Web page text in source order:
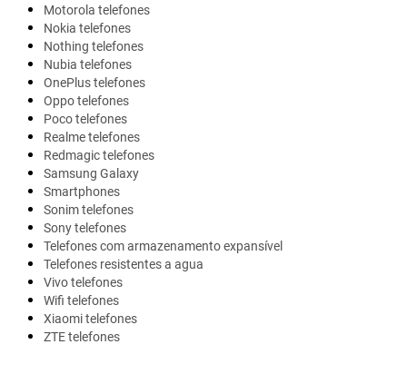
Motorola telefones
Nokia telefones
Nothing telefones
Nubia telefones
OnePlus telefones
Oppo telefones
Poco telefones
Realme telefones
Redmagic telefones
Samsung Galaxy
Smartphones
Sonim telefones
Sony telefones
Telefones com armazenamento expansível
Telefones resistentes a agua
Vivo telefones
Wifi telefones
Xiaomi telefones
ZTE telefones